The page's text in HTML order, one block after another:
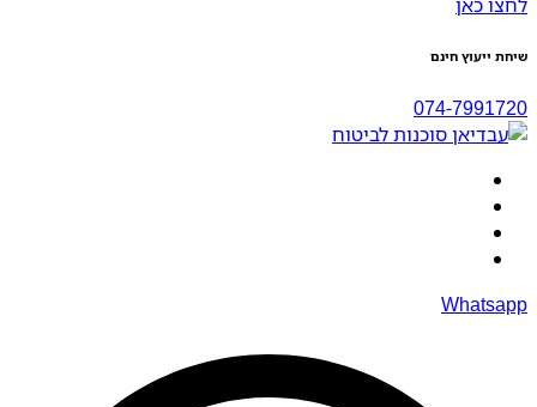
שיחת ייעוץ חינם
074-7991720
Whatsapp